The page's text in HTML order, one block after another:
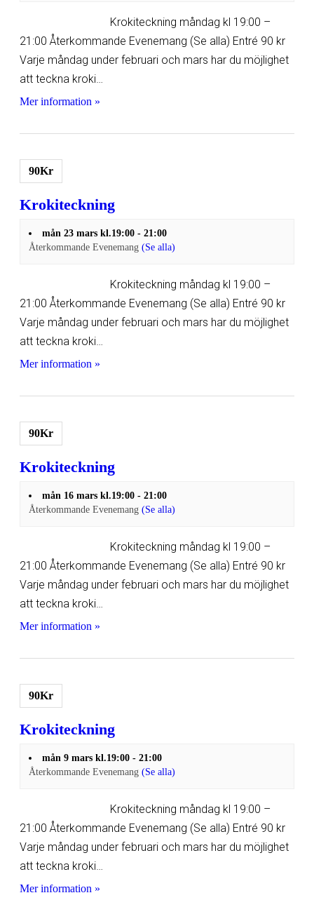
Krokiteckning måndag kl 19:00 –
21:00 Återkommande Evenemang (Se alla) Entré 90 kr
Varje måndag under februari och mars har du möjlighet
att teckna kroki…
Mer information »
90Kr
Krokiteckning
mån 23 mars kl.19:00 - 21:00
Återkommande Evenemang (Se alla)
Krokiteckning måndag kl 19:00 –
21:00 Återkommande Evenemang (Se alla) Entré 90 kr
Varje måndag under februari och mars har du möjlighet
att teckna kroki…
Mer information »
90Kr
Krokiteckning
mån 16 mars kl.19:00 - 21:00
Återkommande Evenemang (Se alla)
Krokiteckning måndag kl 19:00 –
21:00 Återkommande Evenemang (Se alla) Entré 90 kr
Varje måndag under februari och mars har du möjlighet
att teckna kroki…
Mer information »
90Kr
Krokiteckning
mån 9 mars kl.19:00 - 21:00
Återkommande Evenemang (Se alla)
Krokiteckning måndag kl 19:00 –
21:00 Återkommande Evenemang (Se alla) Entré 90 kr
Varje måndag under februari och mars har du möjlighet
att teckna kroki…
Mer information »